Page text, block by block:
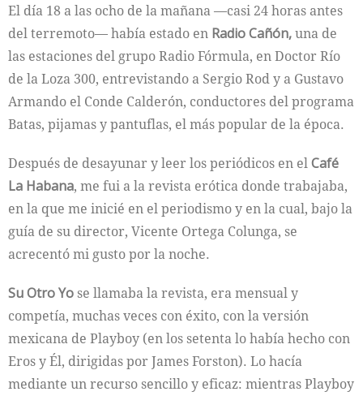
El día 18 a las ocho de la mañana —casi 24 horas antes
del terremoto— había estado en Radio Cañón,una de
las estaciones del grupo Radio Fórmula, en Doctor Río
de la Loza 300, entrevistando a Sergio Rod y a Gustavo
Armando el Conde Calderón, conductores del programa
Batas, pijamas y pantuflas, el más popular de la época.
Después de desayunar y leer los periódicos en elCafé
La Habana, me fui a la revista erótica donde trabajaba,
en la que me inicié en el periodismo y en la cual, bajo la
guía de su director, Vicente Ortega Colunga, se
acrecentó mi gusto por la noche.
Su Otro Yose llamaba la revista, era mensual y
competía, muchas veces con éxito, con la versión
mexicana de Playboy (en los setenta lo había hecho con
Eros y Él, dirigidas por James Forston). Lo hacía
mediante un recurso sencillo y eficaz: mientras Playboy